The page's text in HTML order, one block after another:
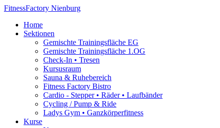
FitnessFactory Nienburg
Home
Sektionen
Gemischte Trainingsfläche EG
Gemischte Trainingsfläche 1.OG
Check-In • Tresen
Kursusraum
Sauna & Ruhebereich
Fitness Factory Bistro
Cardio - Stepper • Räder • Laufbänder
Cycling / Pump & Ride
Ladys Gym • Ganzkörperfitness
Kurse